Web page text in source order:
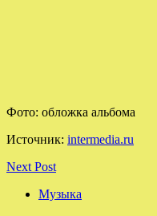
Фото: обложка альбома
Источник: intermedia.ru
Next Post
Музыка